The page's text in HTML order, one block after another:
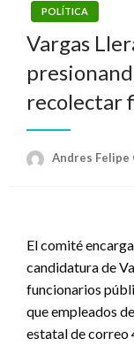
POLÍTICA
Vargas
recolectar
Andres Felipe
El comité
candidatura de
funcionarios
que empleados
estatal de correo